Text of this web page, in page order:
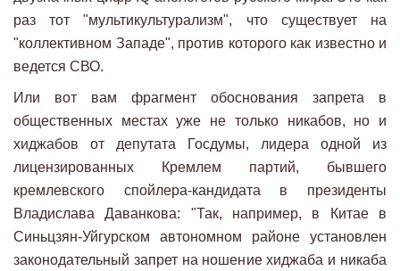
раз тот "мультикультурализм", что существует на
"коллективном Западе", против которого как известно и
ведется СВО.
Или вот вам фрагмент обоснования запрета в
общественных местах уже не только никабов, но и
хиджабов от депутата Госдумы, лидера одной из
лицензированных Кремлем партий, бывшего
кремлевского спойлера-кандидата в президенты
Владислава Даванкова: "Так, например, в Китае в
Синьцзян-Уйгурском автономном районе установлен
законодательный запрет на ношение хиджаба и никаба